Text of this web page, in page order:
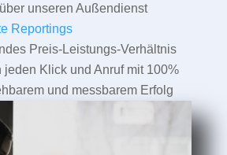
unseren Außendienst
Reportings
Preis-Leistungs-Verhältnis
jeden Klick und Anruf mit 100%
und messbarem Erfolg